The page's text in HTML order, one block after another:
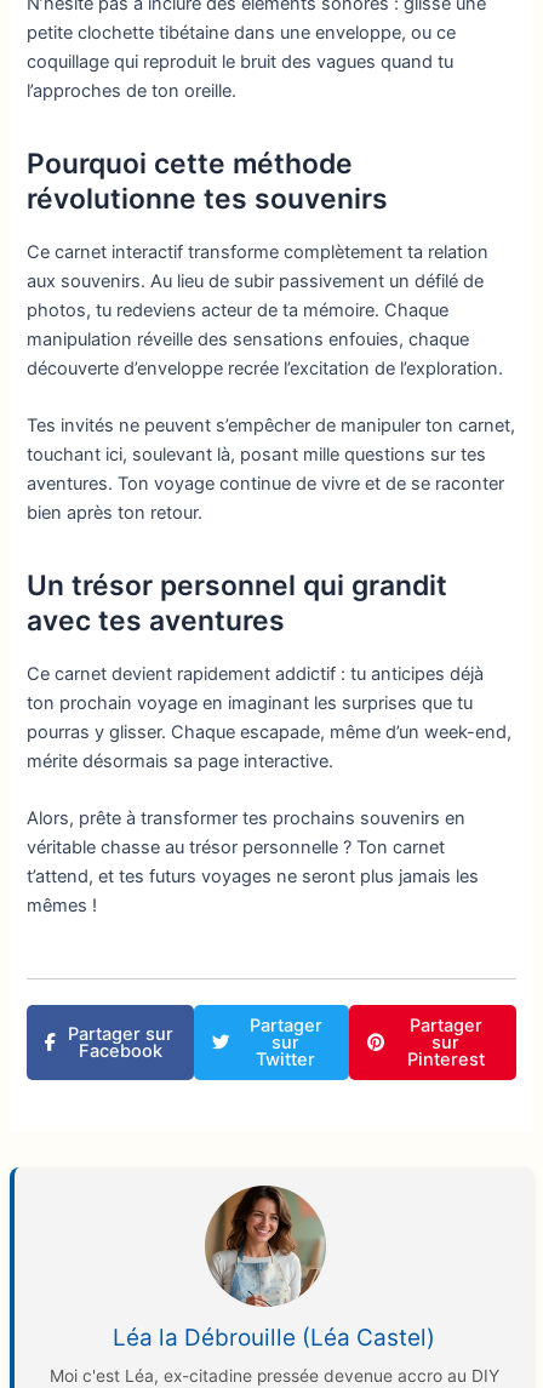
petite clochette tibétaine dans une enveloppe, ou ce
coquillage qui reproduit le bruit des vagues quand tu
l’approches de ton oreille.
Pourquoi cette méthode
révolutionne tes souvenirs
Ce carnet interactif transforme complètement ta relation
aux souvenirs. Au lieu de subir passivement un défilé de
photos, tu redeviens acteur de ta mémoire. Chaque
manipulation réveille des sensations enfouies, chaque
découverte d’enveloppe recrée l’excitation de l’exploration.
Tes invités ne peuvent s’empêcher de manipuler ton carnet,
touchant ici, soulevant là, posant mille questions sur tes
aventures. Ton voyage continue de vivre et de se raconter
bien après ton retour.
Un trésor personnel qui grandit
avec tes aventures
Ce carnet devient rapidement addictif : tu anticipes déjà
ton prochain voyage en imaginant les surprises que tu
pourras y glisser. Chaque escapade, même d’un week-end,
mérite désormais sa page interactive.
Alors, prête à transformer tes prochains souvenirs en
véritable chasse au trésor personnelle ? Ton carnet
t’attend, et tes futurs voyages ne seront plus jamais les
mêmes !
Partager sur
Facebook
Partager
sur
Twitter
Partager
sur
Pinterest
Léa la Débrouille (Léa Castel)
Moi c'est Léa, ex-citadine pressée devenue accro au DIY